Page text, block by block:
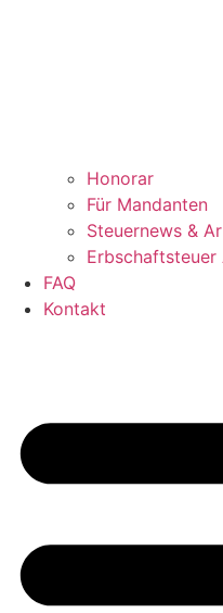
Honorar
Für Mandanten
Steuernews &
Erbschaftsteuer
FAQ
Kontakt